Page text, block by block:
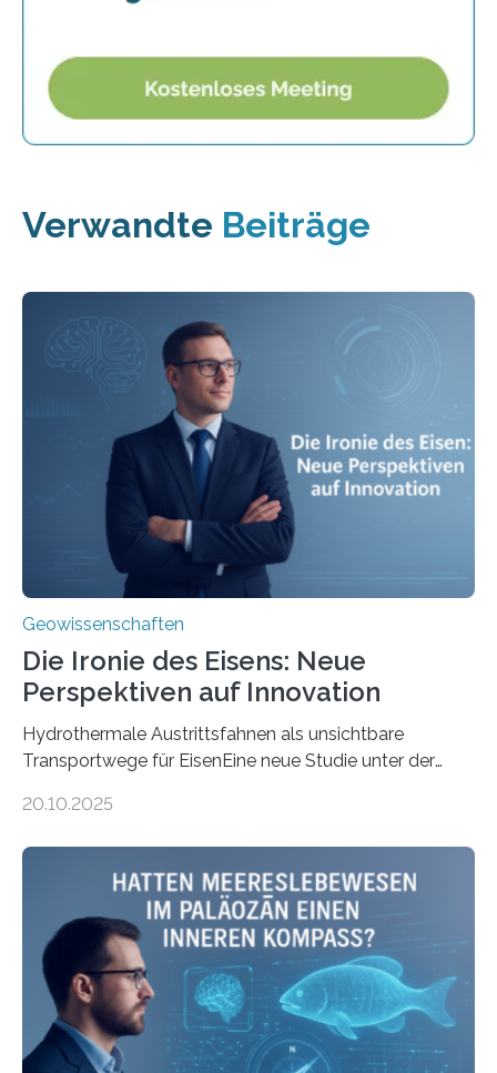
Verwandte Beiträge
Geowissenschaften
Die Ironie des Eisens: Neue
Perspektiven auf Innovation
Hydrothermale Austrittsfahnen als unsichtbare
Transportwege für EisenEine neue Studie unter der
Umweltwissenschaften der Universität Bremen –
Meeresboden die Eisenverfügbarkeit und den globalen
Stoffkreislauf im Ozean prägen. Die Überblicksstudie
mit dem Titel „Iron’s Irony“ ist in Communications Earth
& Environment erschienen. Die Studie fasst bestehende
Forschungsergebnisse zusammen und interpretiert sie
neu, um zu erklären, wie Eisen, das aus hydrothermalen
Systemen freigesetzt wird, über ganze Ozeanbecken
transportiert werden kann. „Das…
20.10.2025